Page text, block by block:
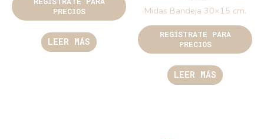
PRECIOS
LEER MÁS
Midas Bandeja 30×15 cm.
REGÍSTRATE PARA
PRECIOS
LEER MÁS